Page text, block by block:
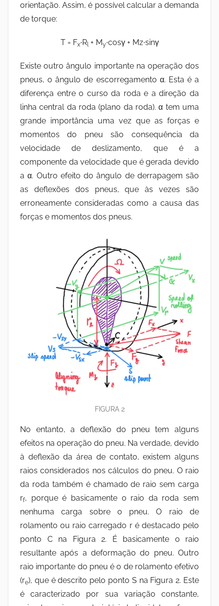
orientação. Assim, é possível calcular a demanda
de torque:
T = Fx∙Rl + My∙cosγ + Mz∙sinγ
Existe outro ângulo importante na operação dos
pneus, o ângulo de escorregamento α. Esta é a
diferença entre o curso da roda e a direção da
linha central da roda (plano da roda). α tem uma
grande importância uma vez que as forças e
momentos do pneu são consequência da
velocidade de deslizamento, que é a
componente da velocidade que é gerada devido
a α. Outro efeito do ângulo de derrapagem são
as deflexões dos pneus, que às vezes são
erroneamente consideradas como a causa das
forças e momentos dos pneus.
FIGURA 2
No entanto, a deflexão do pneu tem alguns
efeitos na operação do pneu. Na verdade, devido
à deflexão da área de contato, existem alguns
raios considerados nos cálculos do pneu. O raio
da roda também é chamado de raio sem carga
rf, porque é basicamente o raio da roda sem
nenhuma carga sobre o pneu. O raio de
rolamento ou raio carregado r é destacado pelo
ponto C na Figura 2. É basicamente o raio
resultante após a deformação do pneu. Outro
raio importante do pneu é o de rolamento efetivo
(re), que é descrito pelo ponto S na Figura 2. Este
é caracterizado por sua variação constante,